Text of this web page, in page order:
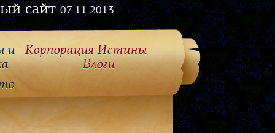
сайт07.11.2013
и
Корпорация Истины
Блоги